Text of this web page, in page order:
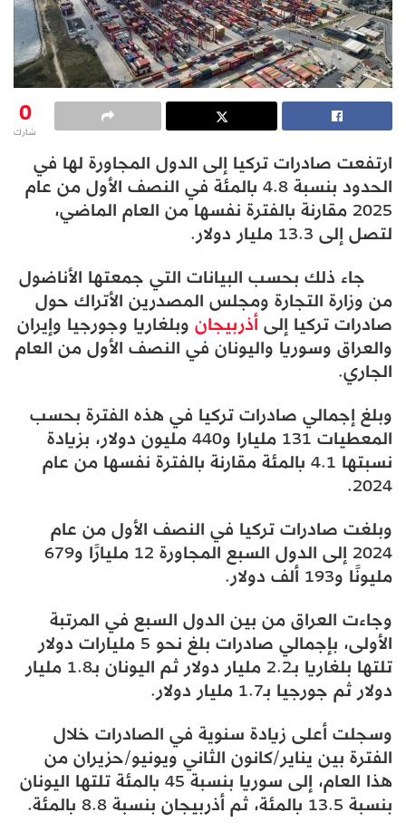
0
شارك
ارتفعت صادرات تركيا إلى الدول المجاورة لها في
الحدود بنسبة 4.8 بالمئة في النصف الأول من عام
2025 مقارنة بالفترة نفسها من العام الماضي،
لتصل إلى 13.3 مليار دولار.
جاء ذلك بحسب البيانات التي جمعتها الأناضول
من وزارة التجارة ومجلس المصدرين الأتراك حول
صادرات تركيا إلىأذربيجانوبلغاريا وجورجيا وإيران
والعراق وسوريا واليونان في النصف الأول من العام
الجاري.
وبلغ إجمالي صادرات تركيا في هذه الفترة بحسب
المعطيات 131 مليارا و440 مليون دولار، بزيادة
نسبتها 4.1 بالمئة مقارنة بالفترة نفسها من عام
2024.
وبلغت صادرات تركيا في النصف الأول من عام
2024 إلى الدول السبع المجاورة 12 مليارًا و679
مليونًا و193 ألف دولار.
وجاءت العراق من بين الدول السبع في المرتبة
الأولى، بإجمالي صادرات بلغ نحو 5 مليارات دولار
تلتها بلغاريا بـ2.2 مليار دولار ثم اليونان بـ1.8 مليار
دولار ثم جورجيا بـ1.7 مليار دولار.
وسجلت أعلى زيادة سنوية في الصادرات خلال
الفترة بين يناير/كانون الثاني ويونيو/حزيران من
هذا العام، إلى سوريا بنسبة 45 بالمئة تلتها اليونان
بنسبة 13.5 بالمئة، ثم أذربيجان بنسبة 8.8 بالمئة.